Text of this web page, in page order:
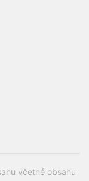
včetné obsahu